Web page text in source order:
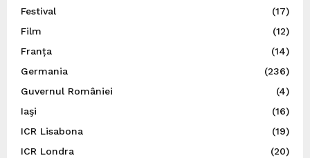
Festival
(17)
Film
(12)
Franța
(14)
Germania
(236)
Guvernul României
(4)
Iaşi
(16)
ICR Lisabona
(19)
ICR Londra
(20)